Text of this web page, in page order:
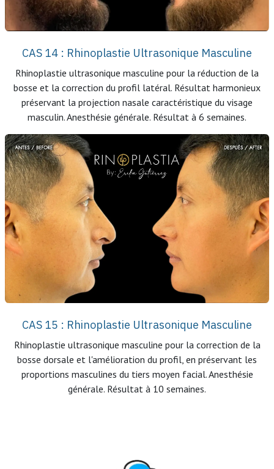
CAS 14 : Rhinoplastie Ultrasonique Masculine
Rhinoplastie ultrasonique masculine pour la réduction de la
bosse et la correction du profil latéral. Résultat harmonieux
préservant la projection nasale caractéristique du visage
masculin. Anesthésie générale. Résultat à 6 semaines.
CAS 15 : Rhinoplastie Ultrasonique Masculine
Rhinoplastie ultrasonique masculine pour la correction de la
bosse dorsale et l'amélioration du profil, en préservant les
proportions masculines du tiers moyen facial. Anesthésie
générale. Résultat à 10 semaines.